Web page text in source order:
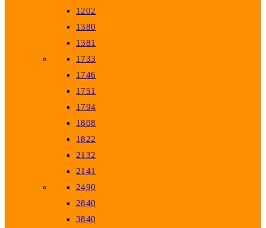
1202
1380
1381
1733
1746
1751
1794
1808
1822
2132
2141
2490
2840
3840